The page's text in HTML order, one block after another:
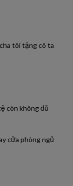
tôi tặng cô ta
còn không đủ
cửa phòng ngủ